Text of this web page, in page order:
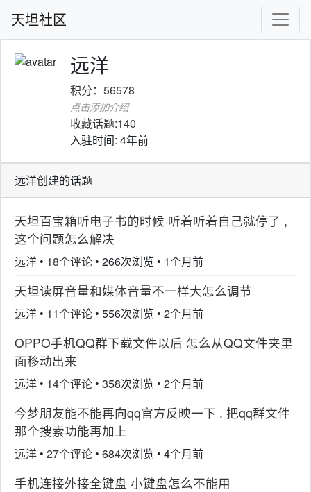
天坦社区
远洋
积分：56578
点击添加介绍
收藏话题:140
入驻时间: 4年前
远洋创建的话题
天坦百宝箱听电子书的时候 听着听着自己就停了 ,
这个问题怎么解决
远洋 • 18个评论 • 266次浏览 • 1个月前
天坦读屏音量和媒体音量不一样大怎么调节
远洋 • 11个评论 • 556次浏览 • 2个月前
OPPO手机QQ群下载文件以后 怎么从QQ文件夹里
面移动出来
远洋 • 14个评论 • 358次浏览 • 2个月前
今梦朋友能不能再向qq官方反映一下 . 把qq群文件
那个搜索功能再加上
远洋 • 27个评论 • 684次浏览 • 4个月前
手机连接外接全键盘 小键盘怎么不能用